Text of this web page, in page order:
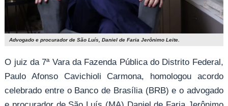
Advogado e procurador de São Luís, Daniel de Faria Jerônimo Leite.
O juiz da 7ª Vara da Fazenda Pública do Distrito Federal,
Paulo Afonso Cavichioli Carmona, homologou acordo
celebrado entre o Banco de Brasília (BRB) e o advogado